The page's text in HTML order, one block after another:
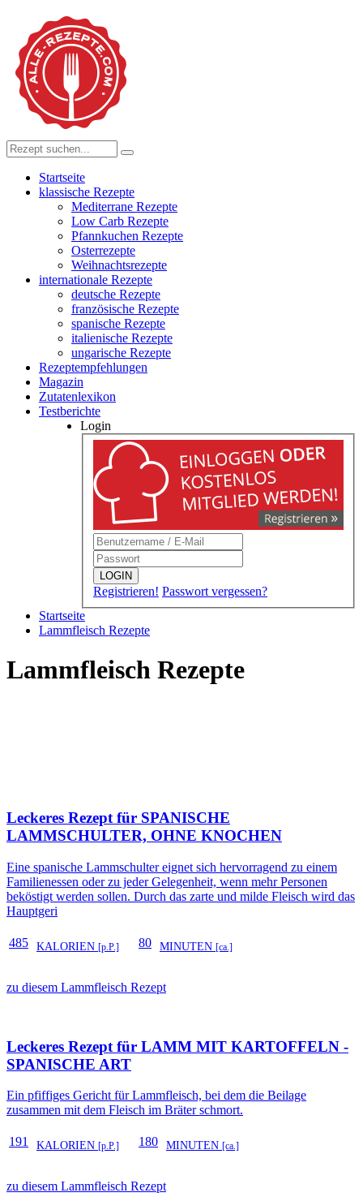
Startseite
klassische Rezepte
Mediterrane Rezepte
Low Carb Rezepte
Pfannkuchen Rezepte
Osterrezepte
Weihnachtsrezepte
internationale Rezepte
deutsche Rezepte
französische Rezepte
spanische Rezepte
italienische Rezepte
ungarische Rezepte
Rezeptempfehlungen
Magazin
Zutatenlexikon
Testberichte
Login
LOGIN
Registrieren! Passwort vergessen?
Startseite
Lammfleisch Rezepte
Lammfleisch Rezepte
Leckeres Rezept für SPANISCHE
LAMMSCHULTER, OHNE KNOCHEN
Eine spanische Lammschulter eignet sich hervorragend zu einem
Familienessen oder zu jeder Gelegenheit, wenn mehr Personen
beköstigt werden sollen. Durch das zarte und milde Fleisch wird das
Hauptgeri
485 KALORIEN [p.P.] 80 MINUTEN [ca.]
zu diesem Lammfleisch Rezept
Leckeres Rezept für LAMM MIT KARTOFFELN -
SPANISCHE ART
Ein pfiffiges Gericht für Lammfleisch, bei dem die Beilage
zusammen mit dem Fleisch im Bräter schmort.
191 KALORIEN [p.P.] 180 MINUTEN [ca.]
zu diesem Lammfleisch Rezept